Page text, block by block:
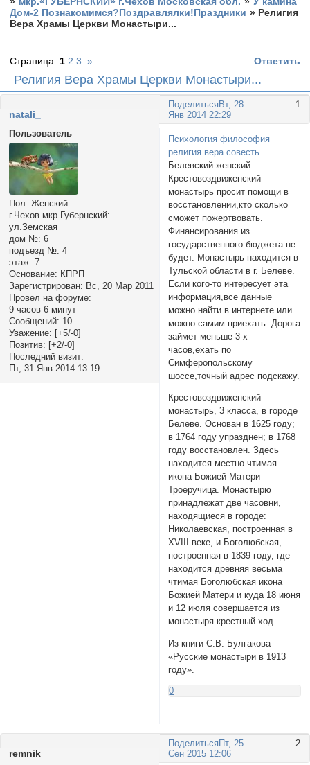
Дом-2 Познакомимся?Поздравлялки!Праздники » Религия
Вера Храмы Церкви Монастыри...
Религия Вера Храмы Церкви Монастыри...
Страница: 1 2 3 » Ответить
Поделиться 1
Вт, 28
Янв 2014 22:29
nаtali_
Пользователь
Пол: Женский
г.Чехов мкр.Губернский:
ул.Земская
дом №: 6
подъезд №: 4
этаж: 7
Основание: КПРП
Зарегистрирован: Вс, 20 Мар 2011
Провел на форуме:
9 часов 6 минут
Сообщений: 10
Уважение: [+5/-0]
Позитив: [+2/-0]
Последний визит:
Пт, 31 Янв 2014 13:19
Психология философия
религия вера совесть
Белевский женский
Крестовоздвиженский
монастырь просит помощи в
восстановлении,кто сколько
сможет пожертвовать.
Финансирования из
государственного бюджета не
будет. Монастырь находится в
Тульской области в г. Белеве.
Если кого-то интересует эта
информация,все данные
можно найти в интернете или
можно самим приехать. Дорога
займет меньше 3-х
часов,ехать по
Симферопольскому
шоссе,точный адрес подскажу.
Крестовоздвиженский
монастырь, 3 класса, в городе
Белеве. Основан в 1625 году;
в 1764 году упразднен; в 1768
году восстановлен. Здесь
находится местно чтимая
икона Божией Матери
Троеручица. Монастырю
принадлежат две часовни,
находящиеся в городе:
Николаевская, построенная в
XVIII веке, и Боголюбская,
построенная в 1839 году, где
находится древняя весьма
чтимая Боголюбская икона
Божией Матери и куда 18 июня
и 12 июля совершается из
монастыря крестный ход.
Из книги С.В. Булгакова
«Русские монастыри в 1913
году».
0
Поделиться 2
Пт, 25
Сен 2015 12:06
rеmnik